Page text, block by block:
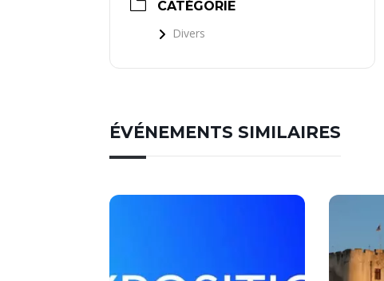
CATÉGORIE
Divers
ÉVÉNEMENTS SIMILAIRES